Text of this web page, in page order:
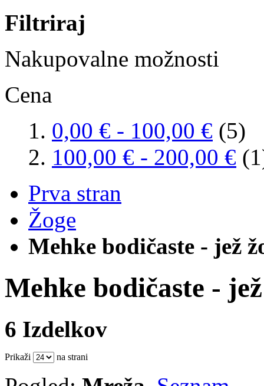
Filtriraj
Nakupovalne možnosti
Cena
0,00 € - 100,00 € (5)
100,00 € - 200,00 €
Prva stran
Žoge
Mehke bodičaste - jež
Mehke bodičaste -
6 Izdelkov
Prikaži na strani